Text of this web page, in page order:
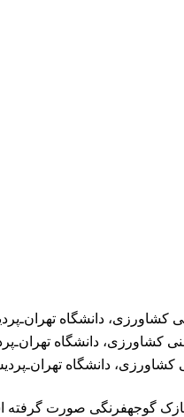
کشاورزی، ‌دانشگاه
کشاورزی، دانشگاه
دانشگاه